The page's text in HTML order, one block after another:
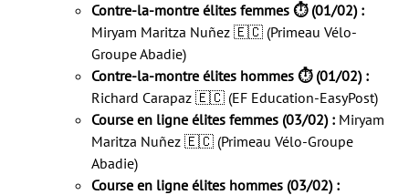
Contre-la-montre élites femmes ⏱️ (01/02) :
Miryam Maritza Nuñez 🇪🇨 (Primeau Vélo-
Groupe Abadie)
Contre-la-montre élites hommes ⏱️ (01/02) :
Richard Carapaz 🇪🇨 (EF Education-EasyPost)
Course en ligne élites femmes (03/02) : Miryam
Maritza Nuñez 🇪🇨 (Primeau Vélo-Groupe
Abadie)
Course en ligne élites hommes (03/02) :